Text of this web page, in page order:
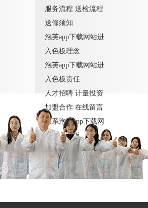
服务流程 送检流程
送修须知
泡芙app下载网站进
入色板理念
泡芙app下载网站进
入色板责任
人才招聘 计量投资
加盟合作 在线留言
联系泡芙app下载网
站进入色板